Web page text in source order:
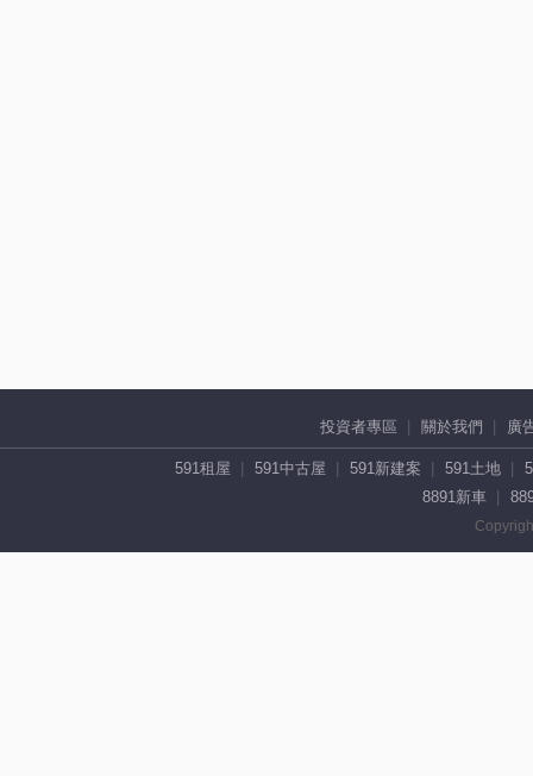
投資者專區 關於我們 廣
591租屋 591中古屋 591新建案 591土地
8891新車